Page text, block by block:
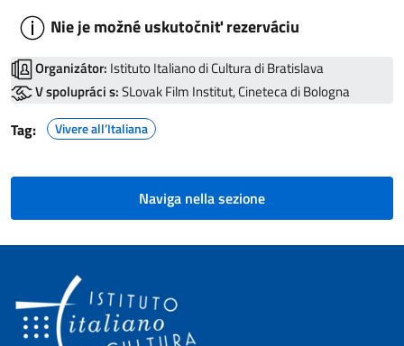
Nie je možné uskutočniť rezerváciu
Organizátor: Istituto Italiano di Cultura di Bratislava
V spolupráci s:SLovak Film Institut, Cineteca di Bologna
Tag: Vivere all’Italiana
Naviga nella sezione